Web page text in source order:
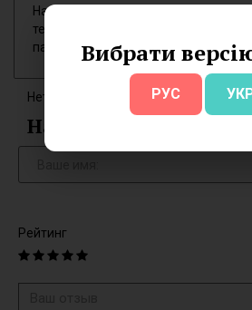
Вибрати
РУС
На обмен принимаются новые
течении 7 дней, опломбированные,
паспорта изделия.
Нет отзывов об этом товаре.
Написать отзыв
Рейтинг